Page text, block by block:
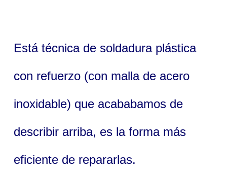
Está técnica de soldadura plástica
con refuerzo (con malla de acero
inoxidable) que acababamos de
describir arriba, es la forma más
eficiente de repararlas.